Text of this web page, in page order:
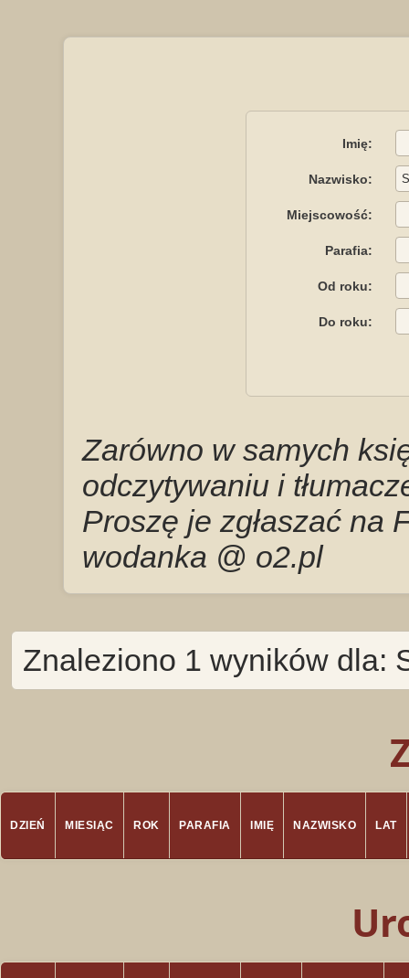
Imię:
Nazwisko:
Miejscowość:
Parafia:
Od roku:
Do roku:
Zarówno w samych
odczytywaniu i
Proszę je zgłaszać na
wodanka @ o2.pl
Znaleziono 1 wyników dla:
DZIEŃ MIESIĄC ROK PARAFIA IMIĘ NAZWISKO LAT